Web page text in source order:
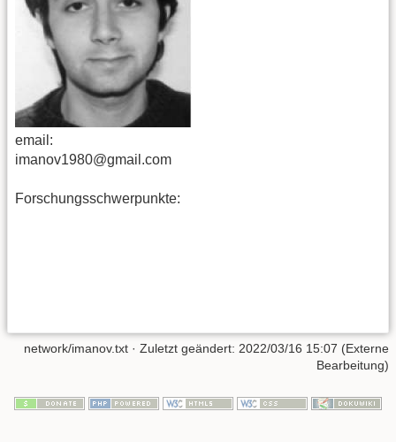
email:
imanov1980@gmail.com
Forschungsschwerpunkte:
network/imanov.txt · Zuletzt geändert: 2022/03/16 15:07 (Externe
Bearbeitung)